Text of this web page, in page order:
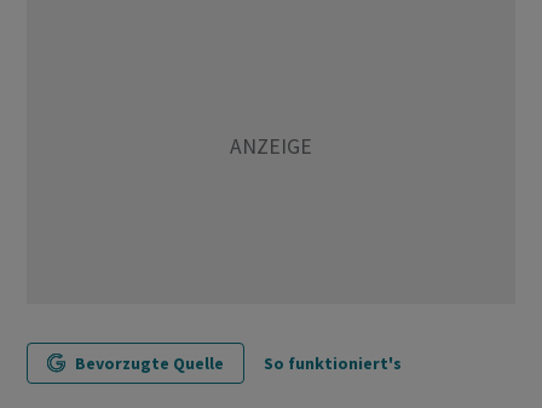
Bevorzugte Quelle So funktioniert's